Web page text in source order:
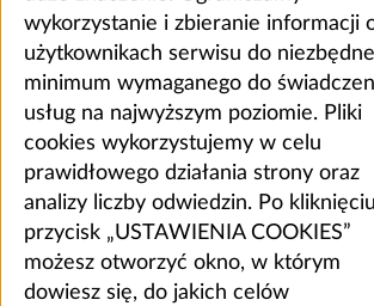
wykorzystanie i zbieranie informacji
użytkownikach serwisu do
minimum wymaganego do
usług na najwyższym poziomie. Pliki
cookies wykorzystujemy w celu
prawidłowego działania strony oraz
analizy liczby odwiedzin. Po
przycisk „USTAWIENIA COOKIES”
możesz otworzyć okno, w którym
dowiesz się, do jakich celów